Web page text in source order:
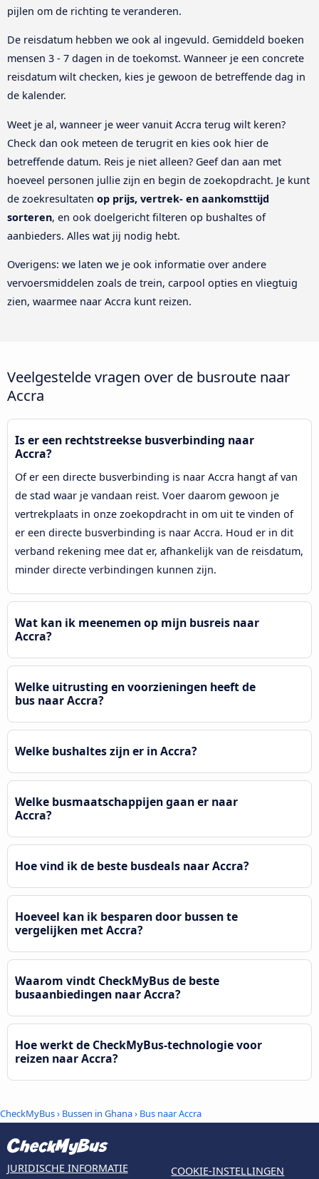
pijlen om de richting te veranderen.
De reisdatum hebben we ook al ingevuld. Gemiddeld boeken
mensen 3 - 7 dagen in de toekomst. Wanneer je een concrete
reisdatum wilt checken, kies je gewoon de betreffende dag in
de kalender.
Weet je al, wanneer je weer vanuit Accra terug wilt keren?
Check dan ook meteen de terugrit en kies ook hier de
betreffende datum. Reis je niet alleen? Geef dan aan met
hoeveel personen jullie zijn en begin de zoekopdracht. Je kunt
de zoekresultaten op prijs, vertrek- en aankomsttijd
sorteren, en ook doelgericht filteren op bushaltes of
aanbieders. Alles wat jij nodig hebt.
Overigens: we laten we je ook informatie over andere
vervoersmiddelen zoals de trein, carpool opties en vliegtuig
zien, waarmee naar Accra kunt reizen.
Veelgestelde vragen over de busroute naar
Accra
Is er een rechtstreekse busverbinding naar
Accra?
Of er een directe busverbinding is naar Accra hangt af van
de stad waar je vandaan reist. Voer daarom gewoon je
vertrekplaats in onze zoekopdracht in om uit te vinden of
er een directe busverbinding is naar Accra. Houd er in dit
verband rekening mee dat er, afhankelijk van de reisdatum,
minder directe verbindingen kunnen zijn.
Wat kan ik meenemen op mijn busreis naar
Accra?
Welke uitrusting en voorzieningen heeft de
bus naar Accra?
Welke bushaltes zijn er in Accra?
Welke busmaatschappijen gaan er naar
Accra?
Hoe vind ik de beste busdeals naar Accra?
Hoeveel kan ik besparen door bussen te
vergelijken met Accra?
Waarom vindt CheckMyBus de beste
busaanbiedingen naar Accra?
Hoe werkt de CheckMyBus-technologie voor
reizen naar Accra?
CheckMyBus› Bussen in Ghana› Bus naar Accra
JURIDISCHE INFORMATIE COOKIE-INSTELLINGEN